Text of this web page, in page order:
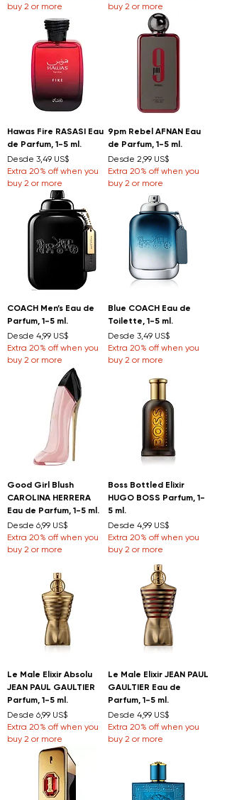
buy 2 or more
buy 2 or more
Hawas Fire RASASI Eau
de Parfum, 1-5 ml.
Desde 3,49 US$
Precio de oferta
Extra 20% off when you
buy 2 or more
9pm Rebel AFNAN Eau
de Parfum, 1-5 ml.
Desde 2,99 US$
Precio de oferta
Extra 20% off when you
buy 2 or more
COACH Men’s Eau de
Parfum, 1-5 ml.
Desde 4,99 US$
Precio de oferta
Extra 20% off when you
buy 2 or more
Blue COACH Eau de
Toilette, 1-5 ml.
Desde 3,49 US$
Precio de oferta
Extra 20% off when you
buy 2 or more
Good Girl Blush
CAROLINA HERRERA
Eau de Parfum, 1-5 ml.
Desde 6,99 US$
Precio de oferta
Extra 20% off when you
buy 2 or more
Boss Bottled Elixir
HUGO BOSS Parfum, 1-
5 ml.
Desde 4,99 US$
Precio de oferta
Extra 20% off when you
buy 2 or more
Le Male Elixir Absolu
JEAN PAUL GAULTIER
Parfum, 1-5 ml.
Desde 6,99 US$
Precio de oferta
Extra 20% off when you
buy 2 or more
Le Male Elixir JEAN PAUL
GAULTIER Eau de
Parfum, 1-5 ml.
Desde 4,99 US$
Precio de oferta
Extra 20% off when you
buy 2 or more